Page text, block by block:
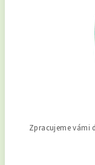
Zpracujeme vámi